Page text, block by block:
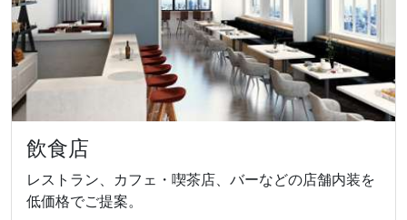
飲食店
レストラン、カフェ・喫茶店、バーなどの店舗内装を
低価格でご提案。